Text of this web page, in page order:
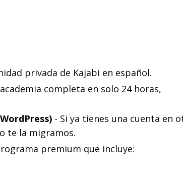
privada de Kajabi en español.
completa en solo 24 horas,
- Si ya tienes una cuenta en
te la migramos.
premium que incluye: